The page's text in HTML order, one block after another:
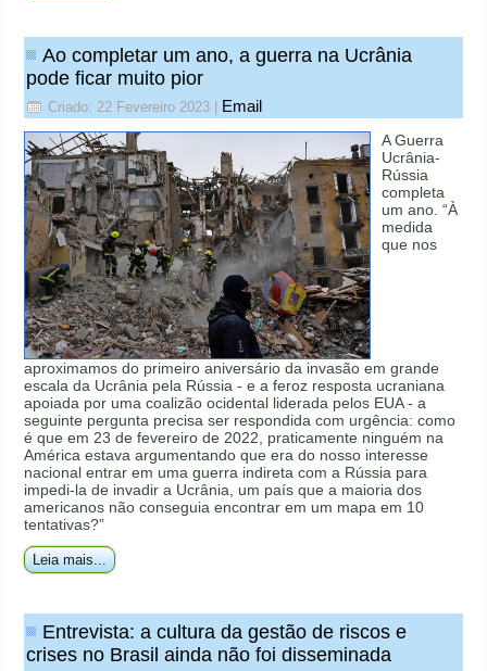
Ao completar um ano, a guerra na Ucrânia
pode ficar muito pior
Criado: 22 Fevereiro 2023 Email
A Guerra
Ucrânia-
Rússia
completa
um ano. “À
medida
que nos
aproximamos do primeiro aniversário da invasão em grande
escala da Ucrânia pela Rússia - e a feroz resposta ucraniana
apoiada por uma coalizão ocidental liderada pelos EUA - a
seguinte pergunta precisa ser respondida com urgência: como
é que em 23 de fevereiro de 2022, praticamente ninguém na
América estava argumentando que era do nosso interesse
nacional entrar em uma guerra indireta com a Rússia para
impedi-la de invadir a Ucrânia, um país que a maioria dos
americanos não conseguia encontrar em um mapa em 10
tentativas?”
Leia mais...
Entrevista: a cultura da gestão de riscos e
crises no Brasil ainda não foi disseminada